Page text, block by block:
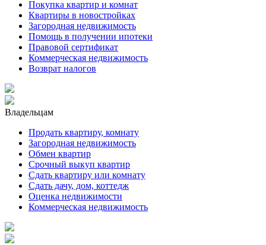
Покупка квартир и комнат
Квартиры в новостройках
Загородная недвижимость
Помощь в получении ипотеки
Правовой сертификат
Коммерческая недвижимость
Возврат налогов
Владельцам
Продать квартиру, комнату
Загородная недвижимость
Обмен квартир
Срочный выкуп квартир
Сдать квартиру или комнату
Сдать дачу, дом, коттедж
Оценка недвижимости
Коммерческая недвижимость